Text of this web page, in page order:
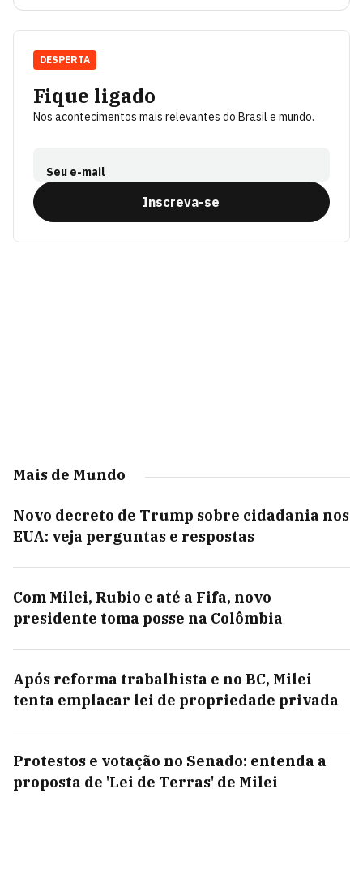
Fique ligado
Nos acontecimentos mais relevantes do Brasil e mundo.
Seu e-mail
Inscreva-se
DESPERTA
Mais de Mundo
Novo decreto de Trump sobre cidadania nos
EUA: veja perguntas e respostas
Com Milei, Rubio e até a Fifa, novo
presidente toma posse na Colômbia
Após reforma trabalhista e no BC, Milei
tenta emplacar lei de propriedade privada
Protestos e votação no Senado: entenda a
proposta de 'Lei de Terras' de Milei